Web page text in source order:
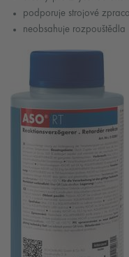
podporuje strojové
neobsahuje rozpouštědla